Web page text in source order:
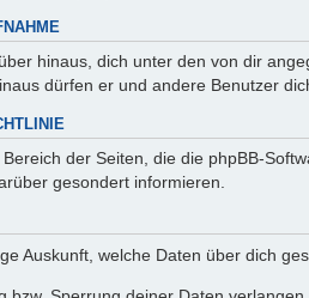
hinaus, dich unter den von dir
dürfen er und andere Benutzer
der Seiten, die die phpBB-
gesondert informieren.
Auskunft, welche Daten über dich